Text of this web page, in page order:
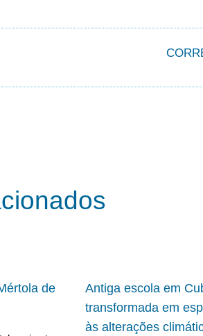
de
Antiga escola em
transformada em
às alterações